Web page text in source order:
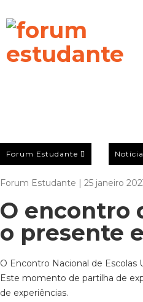
Forum Estudante
Forum Estudante | 25 janeiro
O encontro
o presente
O Encontro Nacional de Escolas
Este momento de partilha de
de experiências.